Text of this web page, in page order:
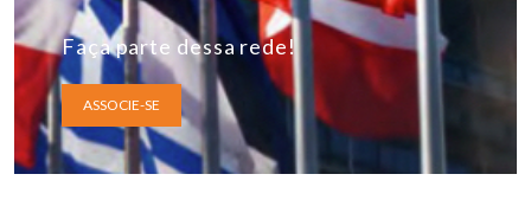
Faça parte dessa rede!
ASSOCIE-SE